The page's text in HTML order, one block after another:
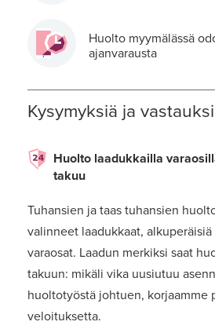
Huolto myymälässä
ajanvarausta
Kysymyksiä ja
Huolto laadukkailla
takuu
Tuhansien ja taas tuhansien
valinneet laadukkaat, alkuperäisiä
varaosat. Laadun merkiksi saat
takuun: mikäli vika uusiutuu
huoltotyöstä johtuen, korjaamme
veloituksetta.